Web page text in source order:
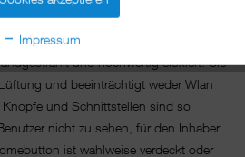
nennen wir die Basis, in der das iPad
und geschützt wird, ist aus einem
und hochwertig eloxiert. Sie
und beeinträchtigt weder Wlan
und Schnittstellen sind so
nicht zu sehen, für den Inhaber
ist wahlweise verdeckt oder
Impressum